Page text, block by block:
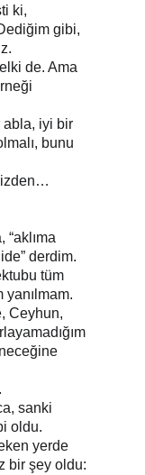
ki,
gibi,
de. Ama
abla, iyi bir
bunu
“aklıma
derdim.
tüm
yanılmam.
Ceyhun,
sanki
oldu.
yerde
bir şey oldu: